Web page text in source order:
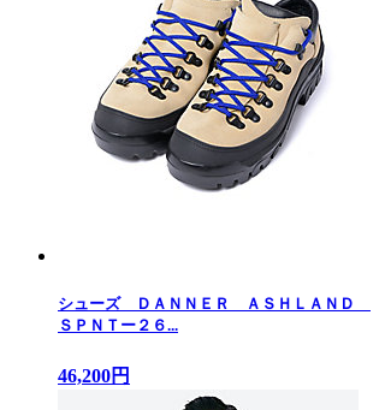
シューズ ＤＡＮＮＥＲ ＡＳＨＬＡＮＤ
ＳＰＮＴー２６...
46,200円